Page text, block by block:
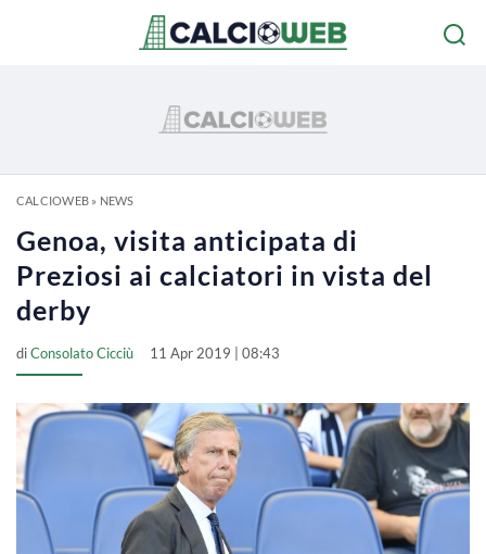
CALCIOWEB» NEWS
Genoa, visita anticipata di
Preziosi ai calciatori in vista del
derby
diConsolato Cicciù 11 Apr 2019 | 08:43